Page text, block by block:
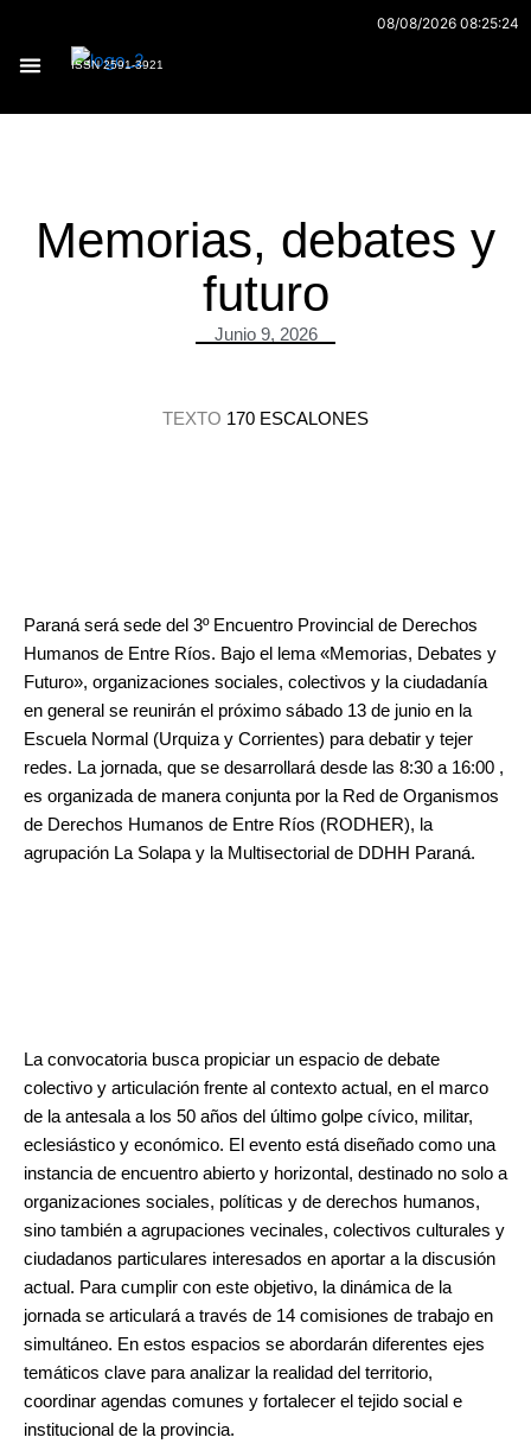
contenido
08/08/2026 08:25:24
ISSN 2591-3921
Memorias, debates y
futuro
Junio 9, 2026
TEXTO 170 ESCALONES
Paraná será sede del 3º Encuentro Provincial de Derechos
Humanos de Entre Ríos. Bajo el lema «Memorias, Debates y
Futuro», organizaciones sociales, colectivos y la ciudadanía
en general se reunirán el próximo sábado 13 de junio en la
Escuela Normal (Urquiza y Corrientes) para debatir y tejer
redes. La jornada, que se desarrollará desde las 8:30 a 16:00 ,
es organizada de manera conjunta por la Red de Organismos
de Derechos Humanos de Entre Ríos (RODHER), la
agrupación La Solapa y la Multisectorial de DDHH Paraná.
La convocatoria busca propiciar un espacio de debate
colectivo y articulación frente al contexto actual, en el marco
de la antesala a los 50 años del último golpe cívico, militar,
eclesiástico y económico. El evento está diseñado como una
instancia de encuentro abierto y horizontal, destinado no solo a
organizaciones sociales, políticas y de derechos humanos,
sino también a agrupaciones vecinales, colectivos culturales y
ciudadanos particulares interesados en aportar a la discusión
actual. Para cumplir con este objetivo, la dinámica de la
jornada se articulará a través de 14 comisiones de trabajo en
simultáneo. En estos espacios se abordarán diferentes ejes
temáticos clave para analizar la realidad del territorio,
coordinar agendas comunes y fortalecer el tejido social e
institucional de la provincia.